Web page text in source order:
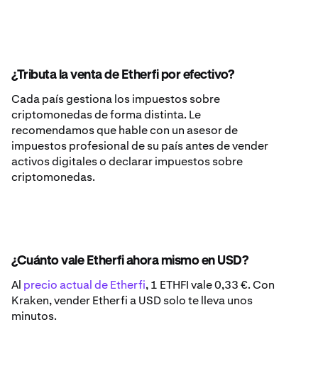
¿Tributa la venta de Etherfi por efectivo?
Cada país gestiona los impuestos sobre
criptomonedas de forma distinta. Le
recomendamos que hable con un asesor de
impuestos profesional de su país antes de vender
activos digitales o declarar impuestos sobre
criptomonedas.
¿Cuánto vale Etherfi ahora mismo en USD?
Al precio actual de Etherfi, 1 ETHFI vale 0,33 €. Con
Kraken, vender Etherfi a USD solo te lleva unos
minutos.